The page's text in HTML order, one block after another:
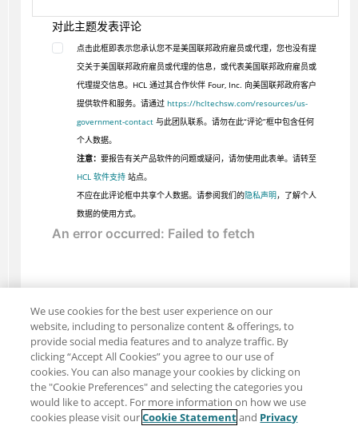
对此主题发表评论
点击此框即表示您承认您不是美国联邦政府雇员或代理，您也没有提
交关于美国联邦政府雇员或代理的信息，或代表美国联邦政府雇员或
代理提交信息。HCL 通过其合作伙伴 Four, Inc. 向美国联邦政府客户
提供软件和服务。请通过 https://hcltechsw.com/resources/us-
government-contact与此团队联系。请勿在此“评论”框中包含任何
个人数据。
注意： 要报告有关产品软件的问题或疑问，请勿使用此表单。请转至
HCL 软件支持站点。
不应在此评论框中共享个人数据。请参阅我们的隐私声明，了解个人
数据的使用方式。
We use cookies for the best user experience on our
website, including to personalize content & offerings, to
provide social media features and to analyze traffic. By
clicking “Accept All Cookies” you agree to our use of
cookies. You can also manage your cookies by clicking on
the "Cookie Preferences" and selecting the categories you
would like to accept. For more information on how we use
cookies please visit ourCookie Statementand Privacy